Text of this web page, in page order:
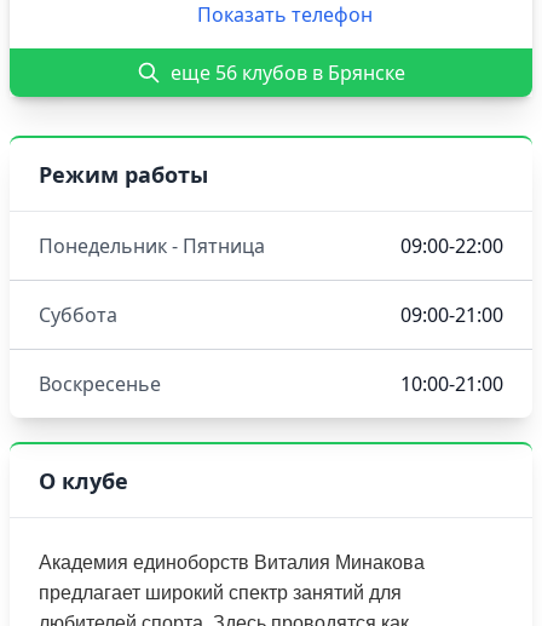
О клубе
Академия единоборств Виталия Минакова
предлагает широкий спектр занятий для
Показать телефон
еще 56 клубов в Брянске
Режим работы
Понедельник - Пятница 09:00-22:00
Суббота 09:00-21:00
Воскресенье 10:00-21:00